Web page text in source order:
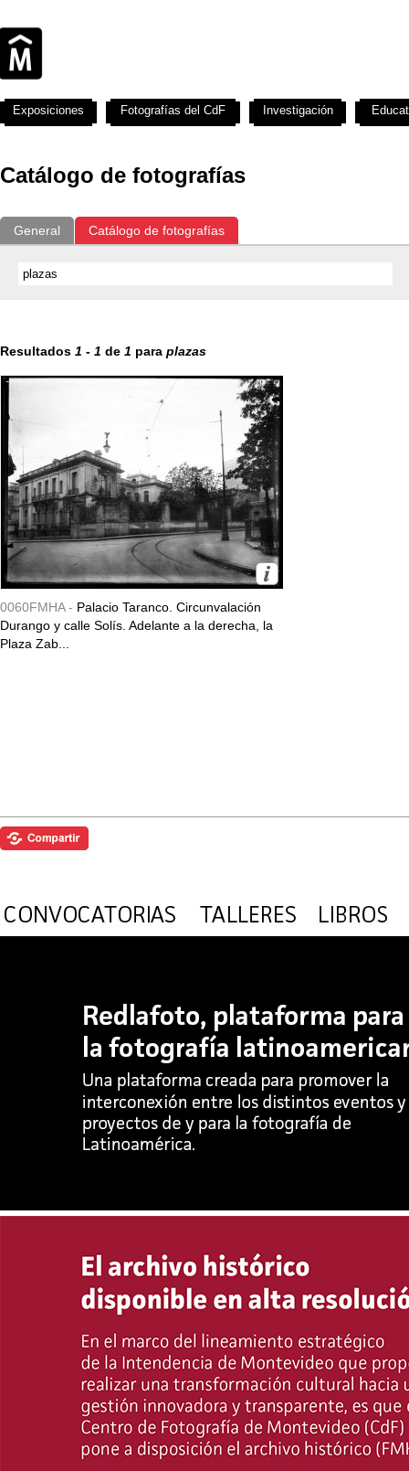
Catálogo de fotografías
General Catálogo de fotografías
Resultados 1 - 1 de 1 para plazas
0060FMHA - Palacio Taranco. Circunvalación
Durango y calle Solís. Adelante a la derecha, la
Plaza Zab...
Exposiciones Fotografías del CdF Investigación